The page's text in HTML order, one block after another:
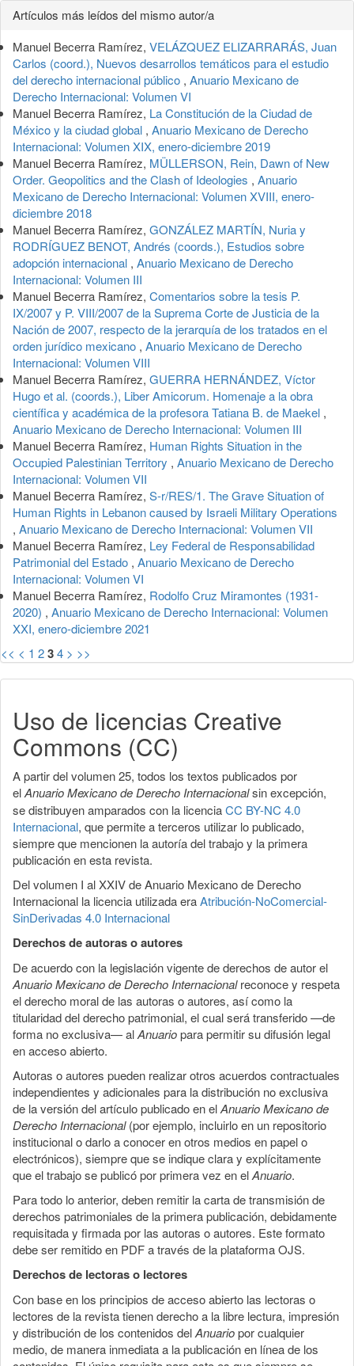
Detalles
del
artículo
Artículos más leídos del mismo autor/a
Manuel Becerra Ramírez, VELÁZQUEZ ELIZARRARÁS, Juan
Carlos (coord.), Nuevos desarrollos temáticos para el estudio
del derecho internacional público , Anuario Mexicano de
Derecho Internacional: Volumen VI
Manuel Becerra Ramírez, La Constitución de la Ciudad de
México y la ciudad global , Anuario Mexicano de Derecho
Internacional: Volumen XIX, enero-diciembre 2019
Manuel Becerra Ramírez, MÜLLERSON, Rein, Dawn of New
Order. Geopolitics and the Clash of Ideologies , Anuario
Mexicano de Derecho Internacional: Volumen XVIII, enero-
diciembre 2018
Manuel Becerra Ramírez, GONZÁLEZ MARTÍN, Nuria y
RODRÍGUEZ BENOT, Andrés (coords.), Estudios sobre
adopción internacional , Anuario Mexicano de Derecho
Internacional: Volumen III
Manuel Becerra Ramírez, Comentarios sobre la tesis P.
IX/2007 y P. VIII/2007 de la Suprema Corte de Justicia de la
Nación de 2007, respecto de la jerarquía de los tratados en el
orden jurídico mexicano , Anuario Mexicano de Derecho
Internacional: Volumen VIII
Manuel Becerra Ramírez, GUERRA HERNÁNDEZ, Víctor
Hugo et al. (coords.), Liber Amicorum. Homenaje a la obra
científica y académica de la profesora Tatiana B. de Maekel ,
Anuario Mexicano de Derecho Internacional: Volumen III
Manuel Becerra Ramírez, Human Rights Situation in the
Occupied Palestinian Territory , Anuario Mexicano de Derecho
Internacional: Volumen VII
Manuel Becerra Ramírez, S-r/RES/1. The Grave Situation of
Human Rights in Lebanon caused by Israeli Military Operations
, Anuario Mexicano de Derecho Internacional: Volumen VII
Manuel Becerra Ramírez, Ley Federal de Responsabilidad
Patrimonial del Estado , Anuario Mexicano de Derecho
Internacional: Volumen VI
Manuel Becerra Ramírez, Rodolfo Cruz Miramontes (1931-
2020) , Anuario Mexicano de Derecho Internacional: Volumen
XXI, enero-diciembre 2021
<< < 1 234 > >>
Uso de licencias Creative
Commons (CC)
A partir del volumen 25, todos los textos publicados por
elAnuario Mexicano de Derecho Internacionalsin excepción,
se distribuyen amparados con la licenciaCC BY-NC 4.0
Internacional, que permite a terceros utilizar lo publicado,
siempre que mencionen la autoría del trabajo y la primera
publicación en esta revista.
Del volumen I al XXIV de Anuario Mexicano de Derecho
Internacional la licencia utilizada eraAtribución-NoComercial-
SinDerivadas 4.0 Internacional
Derechos de autoras o autores
De acuerdo con la legislación vigente de derechos de autor el
Anuario Mexicano de Derecho Internacionalreconoce y respeta
el derecho moral de las autoras o autores, así como la
titularidad del derecho patrimonial, el cual será transferido —de
forma no exclusiva— alAnuariopara permitir su difusión legal
en acceso abierto.
Autoras o autores pueden realizar otros acuerdos contractuales
independientes y adicionales para la distribución no exclusiva
de la versión del artículo publicado en elAnuario Mexicano de
Derecho Internacional(por ejemplo, incluirlo en un repositorio
institucional o darlo a conocer en otros medios en papel o
electrónicos), siempre que se indique clara y explícitamente
que el trabajo se publicó por primera vez en elAnuario.
Para todo lo anterior, deben remitir la carta de transmisión de
derechos patrimoniales de la primera publicación, debidamente
requisitada y firmada por las autoras o autores. Este formato
debe ser remitido en PDF a través de la plataforma OJS.
Derechos de lectoras o lectores
Con base en los principios de acceso abierto las lectoras o
lectores de la revista tienen derecho a la libre lectura, impresión
y distribución de los contenidos delAnuariopor cualquier
medio, de manera inmediata a la publicación en línea de los